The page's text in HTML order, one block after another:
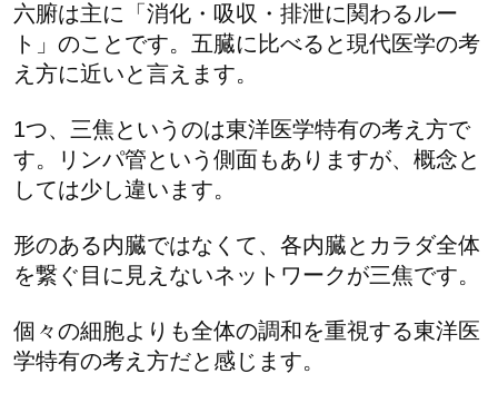
六腑は主に「消化・吸収・排泄に関わるルー
ト」のことです。五臓に比べると現代医学の考
え方に近いと言えます。
1つ、三焦というのは東洋医学特有の考え方で
す。リンパ管という側面もありますが、概念と
しては少し違います。
形のある内臓ではなくて、各内臓とカラダ全体
を繋ぐ目に見えないネットワークが三焦です。
個々の細胞よりも全体の調和を重視する東洋医
学特有の考え方だと感じます。